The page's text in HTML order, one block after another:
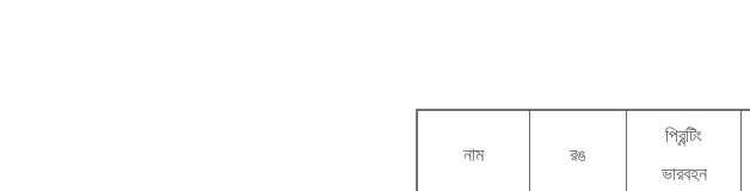
নাম রঙ
প্রিন্টিং
ভারবহন